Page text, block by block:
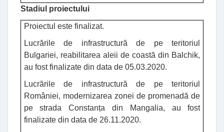
Stadiul proiectului
Proiectul este finalizat.
Lucrările de infrastructură de pe teritoriul
Bulgariei, reabilitarea aleii de coastă din Balchik,
au fost finalizate din data de 05.03.2020.
Lucrările de infrastructură de pe teritoriul
României, modernizarea zonei de promenadă de
pe strada Constanța din Mangalia, au fost
finalizate din data de 26.11.2020.